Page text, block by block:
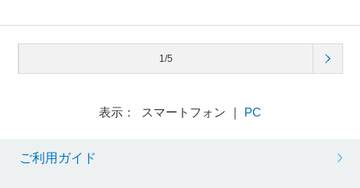
1/5
表示： スマートフォン ｜ PC
ご利用ガイド